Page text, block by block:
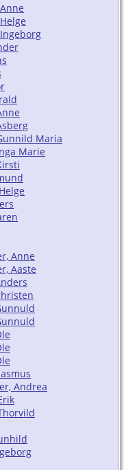
Maria
Marie
Anne
Aaste
Andrea